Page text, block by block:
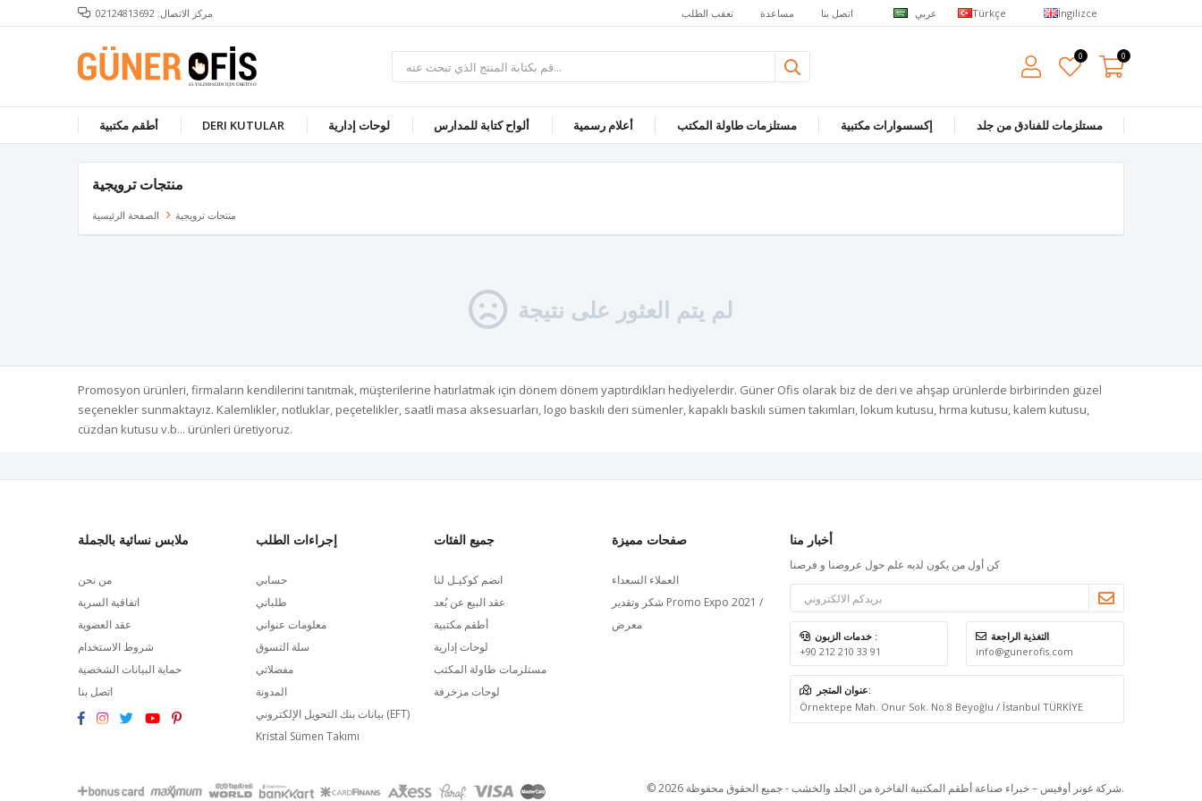
مركز الاتصال: 02124813692 تعقب الطلب مساعدة اتصل بنا عربي Türkçe İngilizce
0 0
أطقم مكتبية DERI KUTULAR لوحات إدارية ألواح كتابة للمدارس أعلام رسمية مستلزمات طاولة المكتب إكسسوارات مكتبية مستلزمات للفنادق من جلد
منتجات ترويجية
الصفحة الرئيسية منتجات ترويجية
لم يتم العثور على نتيجة
Promosyon ürünleri, firmaların kendilerini tanıtmak, müşterilerine hatırlatmak için dönem dönem yaptırdıkları hediyelerdir. Güner Ofis olarak biz de deri ve ahşap ürünlerde birbirinden güzel
seçenekler sunmaktayız. Kalemlikler, notluklar, peçetelikler, saatli masa aksesuarları, logo baskılı deri sümenler, kapaklı baskılı sümen takımları, lokum kutusu, hrma kutusu, kalem kutusu,
cüzdan kutusu v.b... ürünleri üretiyoruz.
ملابس نسائية بالجملة
من نحن
اتفاقية السرية
عقد العضوية
شروط الاستخدام
حماية البيانات الشخصية
اتصل بنا
إجراءات الطلب
حسابي
طلباتي
معلومات عنواني
سلة التسوق
مفضلاتي
المدونة
بيانات بنك التحويل الإلكتروني (EFT)
Kristal Sümen Takımı
جميع الفئات
انضم كوكيـل لنا
عقد البيع عن بُعد
أطقم مكتبية
لوحات إدارية
مستلزمات طاولة المكتب
لوحات مزخرفة
صفحات مميزة
العملاء السعداء
شكر وتقدير Promo Expo 2021 /
معرض
أخبار منا
كن أول من يكون لديه علم حول عروضنا و فرصنا
خدمات الزبون :
+90 212 210 33 91
التغذية الراجعة
info@gunerofis.com
عنوان المتجر:
Örnektepe Mah. Onur Sok. No:8 Beyoğlu / İstanbul TÜRKİYE
© 2026 شركة غونر أوفيس – خبراء صناعة أطقم المكتبية الفاخرة من الجلد والخشب - جميع الحقوق محفوظة.